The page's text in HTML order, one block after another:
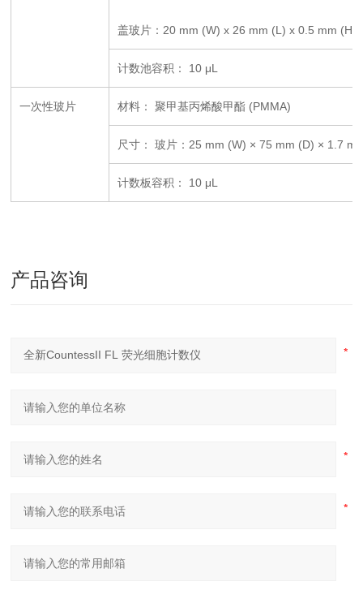
盖玻片： 20 mm (W) x 26 mm (L) x 0.5 mm (H)
计数池容积： 10 μL
一次性玻片 材料： 聚甲基丙烯酸甲酯 (PMMA)
尺寸： 玻片： 25 mm (W) ×75 mm (D) × 1.7
计数板容积： 10 μL
产品咨询